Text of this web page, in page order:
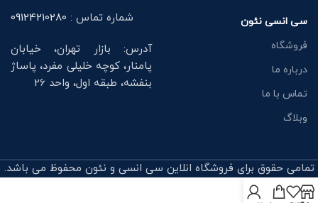
سی انسی نئون
فروشگاه
درباره ما
تماس با ما
وبلاگ
شماره تماس : 09124210280
آدرس: بازار تهران، خیابان
پامنار، کوچه خلیلی مفرد، پاساژ
بنفشه، طبقه اول، واحد 26
تمامی حقوق برای فروشگاه انلاین سی انسی و نئون محفوظ می باشد.